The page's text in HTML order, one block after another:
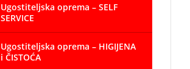
Ugostiteljska oprema – SELF
SERVICE
Ugostiteljska oprema – HIGIJENA
i ČISTOĆA